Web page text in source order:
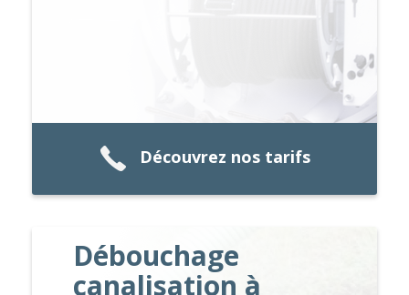
Découvrez nos tarifs
Débouchage
canalisation à